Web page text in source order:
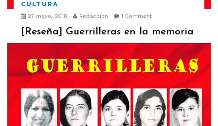
CULTURA
27 mayo, 2018 Redaccion 1 Comment
[Reseña] Guerrilleras en la memoria